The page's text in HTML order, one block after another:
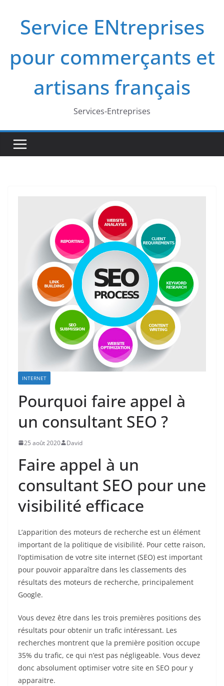
contenuService ENtreprises
pour commerçants et
artisans français
Services-Entreprises
INTERNET
Pourquoi faire appel à
un consultant SEO ?
25 août 2020 David
Faire appel à un
consultant SEO pour une
visibilité efficace
L’apparition des moteurs de recherche est un élément
important de la politique de visibilité. Pour cette raison,
l’optimisation de votre site internet (SEO) est important
pour pouvoir apparaître dans les classements des
résultats des moteurs de recherche, principalement
Google.
Vous devez être dans les trois premières positions des
résultats pour obtenir un trafic intéressant. Les
recherches montrent que la première position occupe
35% du trafic, ce qui n’est pas négligeable. Vous devez
donc absolument optimiser votre site en SEO pour y
apparaitre.